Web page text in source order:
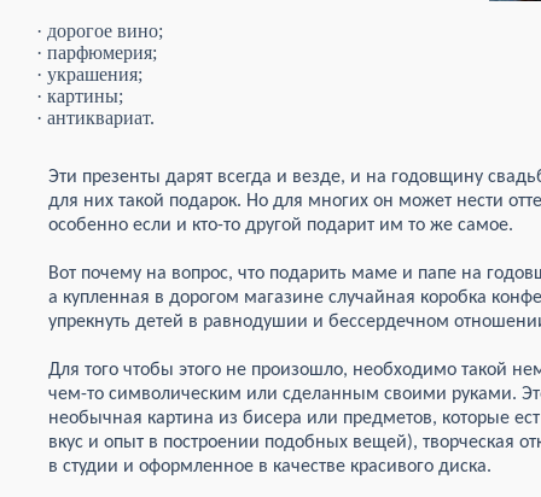
· дорогое вино;
· парфюмерия;
· украшения;
· картины;
· антиквариат.
Эти презенты дарят всегда и везде, и на годовщину
для них такой подарок. Но для многих он может нести
особенно если и кто-то другой подарит им то же самое.
Вот почему на вопрос, что подарить маме и папе на
а купленная в дорогом магазине случайная коробка
упрекнуть детей в равнодушии и бессердечном
Для того чтобы этого не произошло, необходимо такой
чем-то символическим или сделанным своими руками.
необычная картина из бисера или предметов, которые
вкус и опыт в построении подобных вещей), творческая
в студии и оформленное в качестве красивого диска.